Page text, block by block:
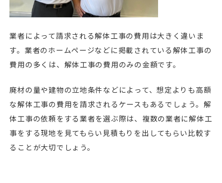
業者によって請求される解体工事の費用は大きく違いま
す。業者のホームページなどに掲載されている解体工事の
費用の多くは、解体工事の費用のみの金額です。
廃材の量や建物の立地条件などによって、想定よりも高額
な解体工事の費用を請求されるケースもあるでしょう。解
体工事の依頼をする業者を選ぶ際は、複数の業者に解体工
事をする現地を見てもらい見積もりを出してもらい比較す
ることが大切でしょう。